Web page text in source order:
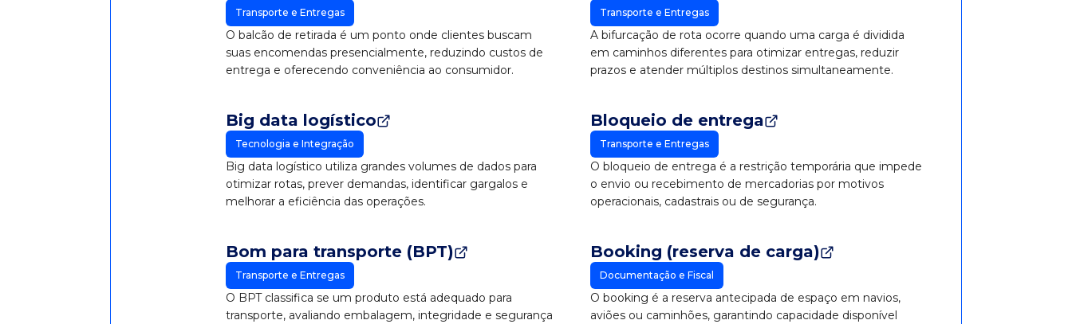
Transporte e Entregas
O balcão de retirada é um ponto onde clientes buscam
suas encomendas presencialmente, reduzindo custos de
entrega e oferecendo conveniência ao consumidor.
Transporte e Entregas
A bifurcação de rota ocorre quando uma carga é dividida
em caminhos diferentes para otimizar entregas, reduzir
prazos e atender múltiplos destinos simultaneamente.
Big data logístico
Tecnologia e Integração
Big data logístico utiliza grandes volumes de dados para
otimizar rotas, prever demandas, identificar gargalos e
melhorar a eficiência das operações.
Bloqueio de entrega
Transporte e Entregas
O bloqueio de entrega é a restrição temporária que impede
o envio ou recebimento de mercadorias por motivos
operacionais, cadastrais ou de segurança.
Bom para transporte (BPT)
Transporte e Entregas
O BPT classifica se um produto está adequado para
transporte, avaliando embalagem, integridade e segurança
Booking (reserva de carga)
Documentação e Fiscal
O booking é a reserva antecipada de espaço em navios,
aviões ou caminhões, garantindo capacidade disponível